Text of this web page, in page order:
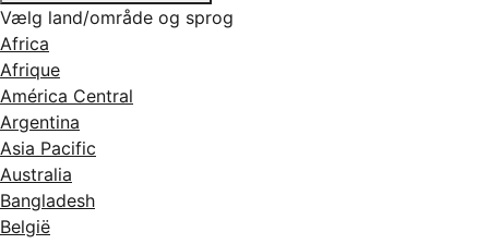
Vælg land/område og sprog
Africa
Afrique
América Central
Argentina
Asia Pacific
Australia
Bangladesh
België